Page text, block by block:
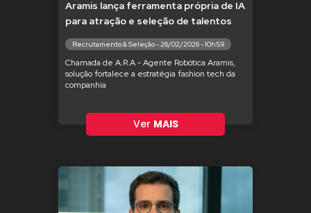
Aramis lança ferramenta própria de IA
para atração e seleção de talentos
Recrutamento & Seleção - 26/02/2026 - 10h59
Chamada de A.R.A - Agente Robótica Aramis,
solução fortalece a estratégia fashion tech da
companhia
Ver MAIS